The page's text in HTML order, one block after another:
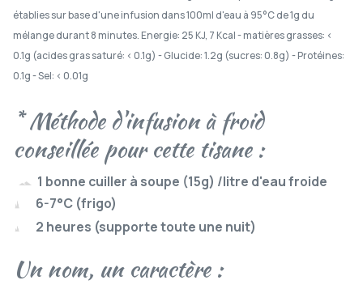
établies sur base d'une infusion dans 100ml d'eau à 95°C de 1g du
mélange durant 8 minutes. Energie: 25 KJ, 7 Kcal - matières grasses: <
0.1g (acides gras saturé: < 0.1g) - Glucide: 1.2g (sucres: 0.8g) - Protéines:
0.1g - Sel: < 0.01g
* Méthode d'infusion à froid
conseillée pour cette tisane :
1 bonne cuiller à soupe (15g) /litre d'eau froide
6-7°C (frigo)
2 heures (supporte toute une nuit)
Un nom, un caractère :